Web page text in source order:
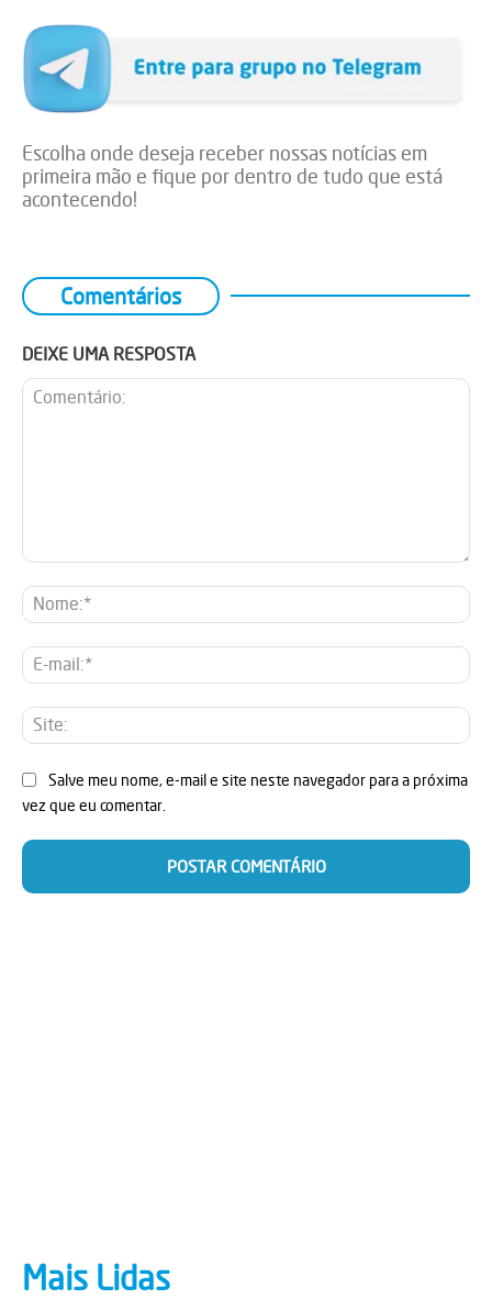
Escolha onde deseja receber nossas notícias em
primeira mão e fique por dentro de tudo que está
acontecendo!
Comentários
DEIXE UMA RESPOSTA
E-
Salve meu nome, e-mail e site neste navegador para a próxima
vez que eu comentar.
Mais Lidas